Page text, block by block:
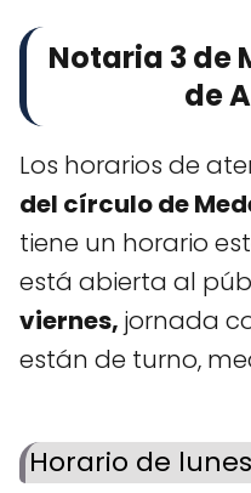
Notaria 3 de
de
Los horarios de
del círculo de
tiene un horario
está abierta al
viernes, jornada
están de turno,
Horario de